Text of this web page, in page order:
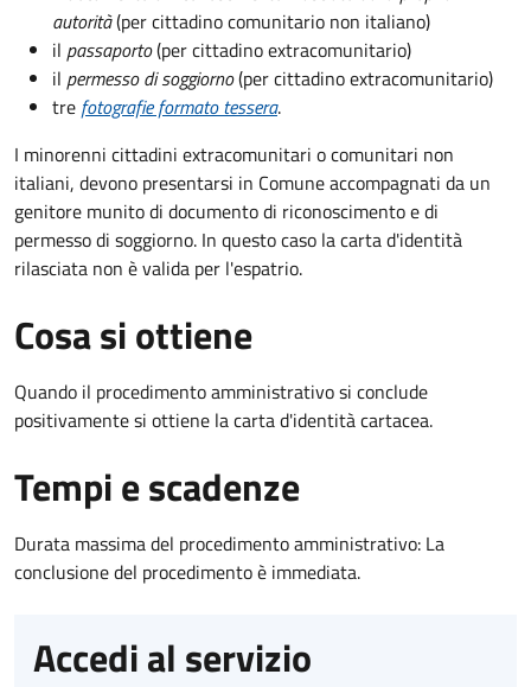
autorità(per cittadino comunitario non italiano)
il passaporto(per cittadino extracomunitario)
il permesso di soggiorno(per cittadino extracomunitario)
tre fotografie formato tessera.
I minorenni cittadini extracomunitari o comunitari non
italiani, devono presentarsi in Comune accompagnati da un
genitore munito di documento di riconoscimento e di
permesso di soggiorno. In questo caso la carta d'identità
rilasciata non è valida per l'espatrio.
Cosa si ottiene
Quando il procedimento amministrativo si conclude
positivamente si ottiene la carta d'identità cartacea.
Tempi e scadenze
Durata massima del procedimento amministrativo: La
conclusione del procedimento è immediata.
Accedi al servizio